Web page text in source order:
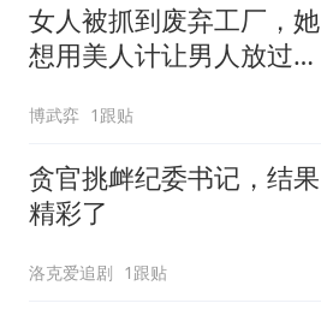
女人被抓到废弃工厂，她
想用美人计让男人放过自
博武弈 1跟贴
贪官挑衅纪委书记，结果
精彩了
洛克爱追剧 1跟贴